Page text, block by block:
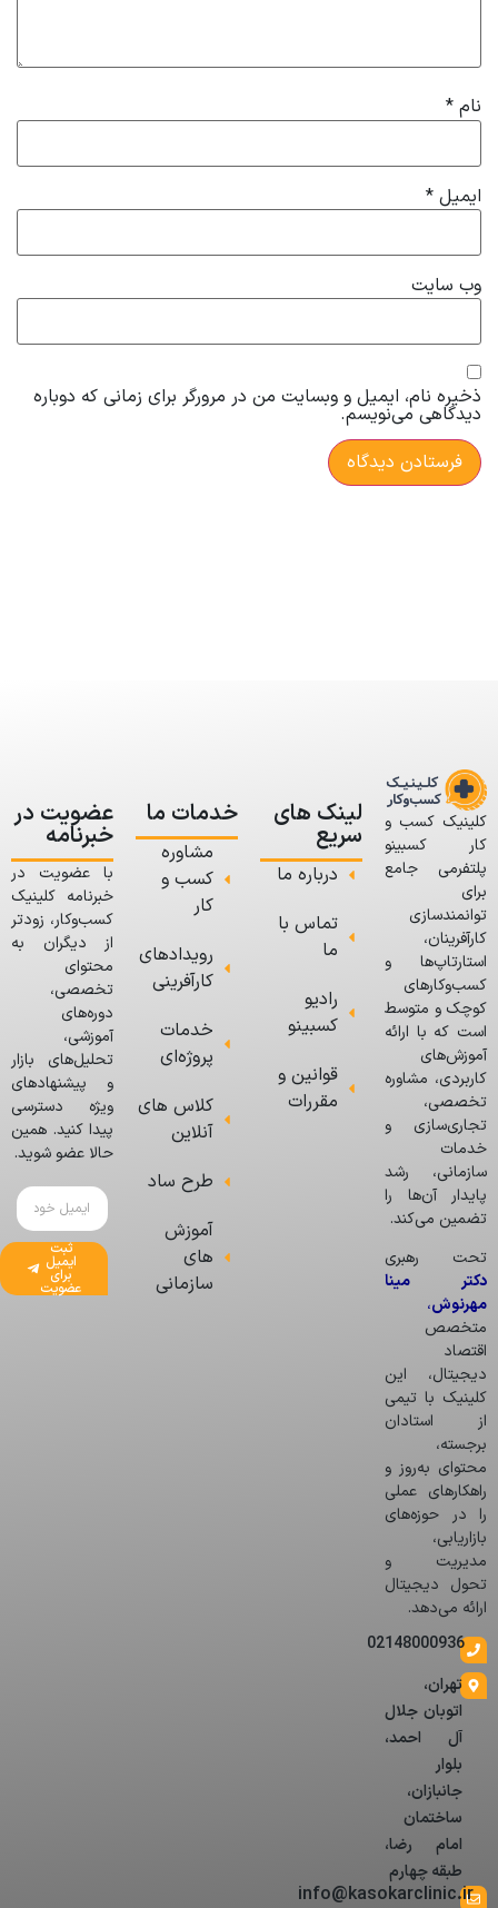
نام *
ایمیل *
وب‌ سایت
ذخیره نام، ایمیل و وبسایت من در مرورگر برای زمانی که دوباره
دیدگاهی می‌نویسم.
کلینیک کسب و
کار کسبینو
پلتفرمی جامع
برای
توانمندسازی
کارآفرینان،
استارتاپ‌ها و
کسب‌وکارهای
کوچک و متوسط
است که با ارائه
آموزش‌های
کاربردی، مشاوره
تخصصی،
تجاری‌سازی و
خدمات
سازمانی، رشد
پایدار آن‌ها را
تضمین می‌کند.
تحت رهبری
دکتر مینا
مهرنوش،
متخصص
اقتصاد
دیجیتال، این
کلینیک با تیمی
از استادان
برجسته،
محتوای به‌روز و
راهکارهای عملی
را در حوزه‌های
بازاریابی،
مدیریت و
تحول دیجیتال
ارائه می‌دهد.
02148000936
تهران،
اتوبان جلال
آل احمد،
بلوار
جانبازان،
ساختمان
امام رضا،
طبقه چهارم
info@kasokarclinic.ir
لینک های
سریع
درباره ما
تماس با
ما
رادیو
کسبینو
قوانین و
مقررات
خدمات ما
مشاوره
کسب و
کار
رویدادهای
کارآفرینی
خدمات
پروژه‌ای
کلاس های
آنلاین
طرح ساد
آموزش
های
سازمانی
عضویت در
خبرنامه
با عضویت در
خبرنامه کلینیک
کسب‌وکار، زودتر
از دیگران به
محتوای
تخصصی،
دوره‌های
آموزشی،
تحلیل‌های بازار
و پیشنهادهای
ویژه دسترسی
پیدا کنید. همین
حالا عضو شوید.
ثبت
ایمیل
برای
عضویت